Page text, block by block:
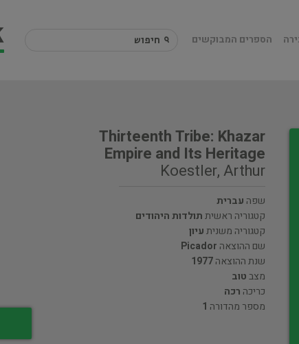
הספרים המבוקשים
Thirteenth Tribe: Khazar
Empire and Its Heritage
Koestler, Arthur
שפה עברית
קטגוריה ראשיתתולדות היהודים
קטגוריה משניתעיון
שם ההוצאה Picador
שנת ההוצאה1977
מצבטוב
כריכה רכה
מספר מהדורה 1